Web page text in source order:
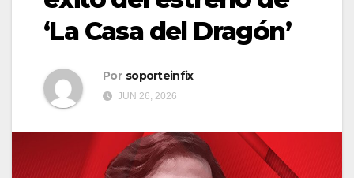
‘La Casa del Dragón’
Por soporteinfix
JUN 26, 2026